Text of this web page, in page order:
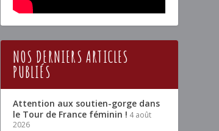
NOS DERNIERS ARTICLES
PUBLIÉS
Attention aux soutien-gorge dans
le Tour de France féminin ! 4 août
2026